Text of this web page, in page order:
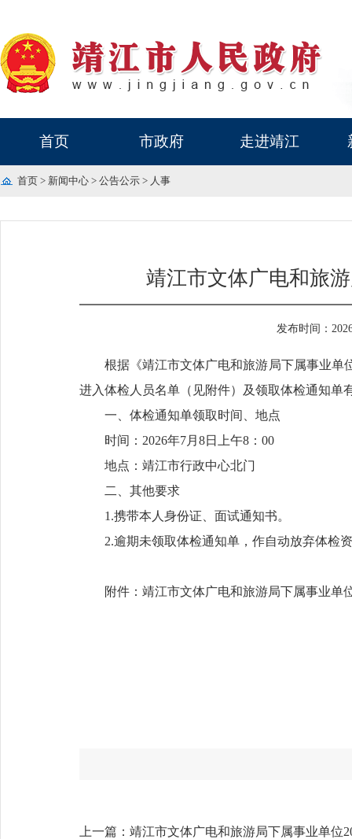
首页 市政府 走进靖江
首页 > 新闻中心 > 公告公示 > 人事
靖江市文体广电和旅
发布时间：
根据《靖江市文体广电和旅游局下属事业单
进入体检人员名单（见附件）及领取体检通知单
一、体检通知单领取时间、地点
时间：2026年7月8日上午8：00
地点：靖江市行政中心北门
二、其他要求
1.携带本人身份证、面试通知书。
2.逾期未领取体检通知单，作自动放弃体检
附件：靖江市文体广电和旅游局下属事业单
上一篇： 靖江市文体广电和旅游局下属事业单位